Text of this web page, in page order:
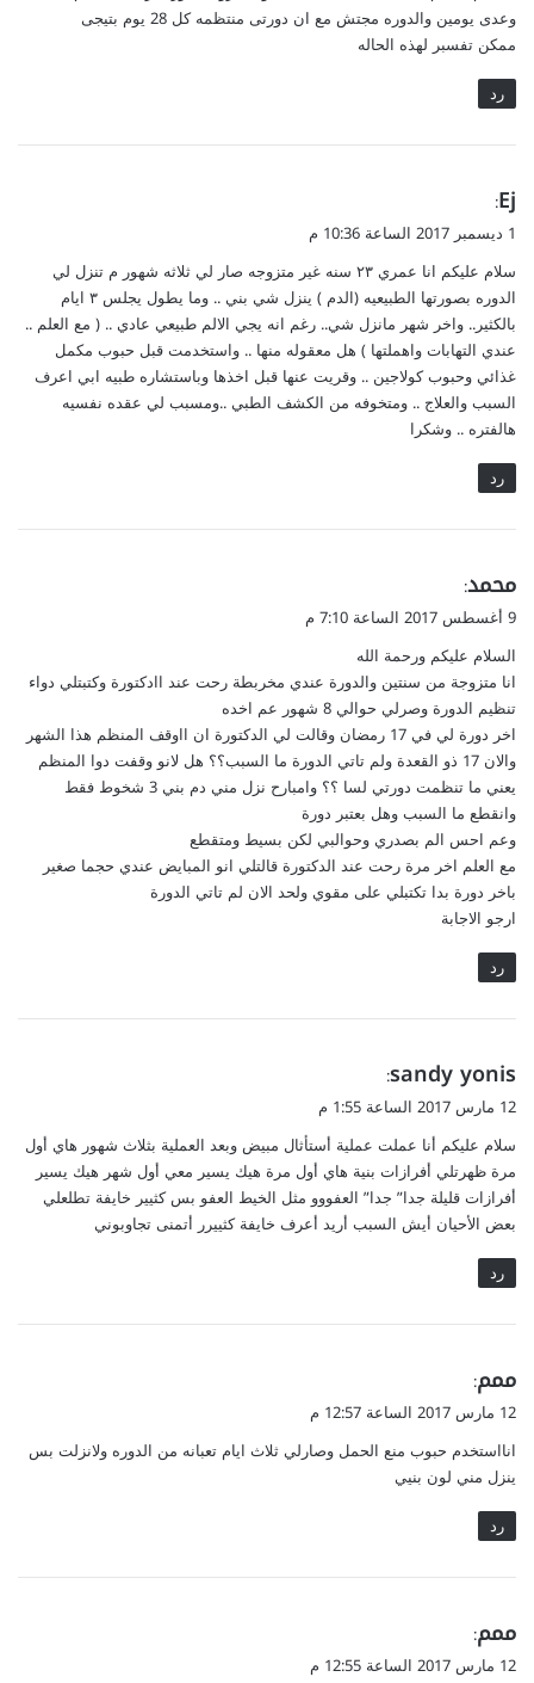
وعدى يومين والدوره مجتش مع ان دورتى منتظمه كل 28 يوم بتيجى
ممكن تفسبر لهذه الحاله
رد
ي
ق
ل
Ej
:
1 ديسمبر 2017 الساعة 10:36 م
سلام عليكم انا عمري ٢٣ سنه غير متزوجه صار لي ثلاثه شهور م تنزل لي
الدوره بصورتها الطبيعيه (الدم ) ينزل شي بني .. وما يطول يجلس ٣ ايام
بالكثير.. واخر شهر مانزل شي.. رغم انه يجي الالم طبيعي عادي .. ( مع العلم ..
عندي التهابات واهملتها ) هل معقوله منها .. واستخدمت قبل حبوب مكمل
غذائي وحبوب كولاجين .. وقريت عنها قبل اخذها وباستشاره طبيه ابي اعرف
السبب والعلاج .. ومتخوفه من الكشف الطبي ..ومسبب لي عقده نفسيه
هالفتره .. وشكرا
رد
ي
ق
ل
محمد:
9 أغسطس 2017 الساعة 7:10 م
السلام عليكم ورحمة الله
انا متزوجة من سنتين والدورة عندي مخربطة رحت عند اادكتورة وكتبتلي دواء
تنظيم الدورة وصرلي حوالي 8 شهور عم اخده
اخر دورة لي في 17 رمضان وقالت لي الدكتورة ان ااوقف المنظم هذا الشهر
والان 17 ذو القعدة ولم تاتي الدورة ما السبب؟؟ هل لانو وقفت دوا المنظم
يعني ما تنظمت دورتي لسا ؟؟ وامبارح نزل مني دم بني 3 شخوط فقط
وانقطع ما السبب وهل بعتبر دورة
وعم احس الم بصدري وحوالبي لكن بسيط ومتقطع
مع العلم اخر مرة رحت عند الدكتورة قالتلي انو المبايض عندي حجما صغير
باخر دورة بدا تكتبلي على مقوي ولحد الان لم تاتي الدورة
ارجو الاجابة
رد
ي
ق
ل
sandy yonis
:
12 مارس 2017 الساعة 1:55 م
سلام عليكم أنا عملت عملية أستأثال مبيض وبعد العملية بثلاث شهور هاي أول
مرة ظهرتلي أفرازات بنية هاي أول مرة هيك يسير معي أول شهر هيك يسير
أفرازات قليلة جدا” جدا” العفووو مثل الخيط العفو بس كثيير خايفة تطلعلي
بعض الأحيان أيش السبب أريد أعرف خايفة كثييرر أتمنى تجاوبوني
رد
ي
ق
ل
ممم:
12 مارس 2017 الساعة 12:57 م
انااستخدم حبوب منع الحمل وصارلي ثلاث ايام تعبانه من الدوره ولانزلت بس
ينزل مني لون بنيي
رد
ي
ق
ممم:
12 مارس 2017 الساعة 12:55 م